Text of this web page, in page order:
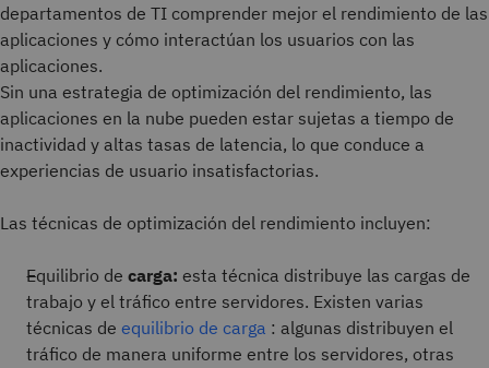
departamentos de TI comprender mejor el rendimiento de las
aplicaciones y cómo interactúan los usuarios con las
aplicaciones.
Sin una estrategia de optimización del rendimiento, las
aplicaciones en la nube pueden estar sujetas a tiempo de
inactividad y altas tasas de latencia, lo que conduce a
experiencias de usuario insatisfactorias.
Las técnicas de optimización del rendimiento incluyen:
Equilibrio de carga: esta técnica distribuye las cargas de
trabajo y el tráfico entre servidores. Existen varias
técnicas de equilibrio de carga : algunas distribuyen el
tráfico de manera uniforme entre los servidores, otras